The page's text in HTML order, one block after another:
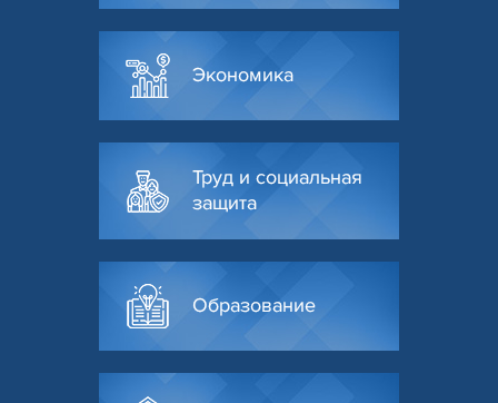
Экономика
Труд и социальная
защита
Образование